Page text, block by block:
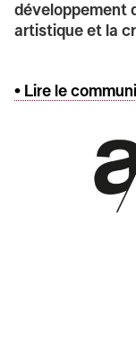
développement
artistique et la
• Lire le